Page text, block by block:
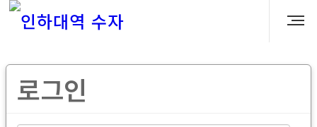
로그인